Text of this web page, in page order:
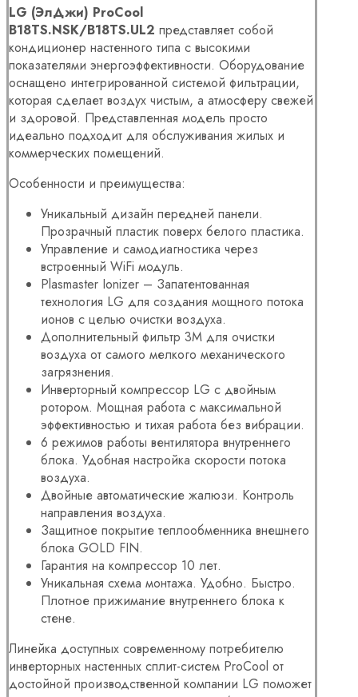
LG (ЭлДжи) ProCool
B18TS.NSK/B18TS.UL2 представляет собой
кондиционер настенного типа с высокими
показателями энергоэффективности. Оборудование
оснащено интегрированной системой фильтрации,
которая сделает воздух чистым, а атмосферу свежей
и здоровой. Представленная модель просто
идеально подходит для обслуживания жилых и
коммерческих помещений.
Особенности и преимущества:
Уникальный дизайн передней панели.
Прозрачный пластик поверх белого пластика.
Управление и самодиагностика через
встроенный WiFi модуль.
Plasmaster Ionizer – Запатентованная
технология LG для создания мощного потока
ионов с целью очистки воздуха.
Дополнительный фильтр 3M для очистки
воздуха от самого мелкого механического
загрязнения.
Инверторный компрессор LG с двойным
ротором. Мощная работа с максимальной
эффективностью и тихая работа без вибрации.
6 режимов работы вентилятора внутреннего
блока. Удобная настройка скорости потока
воздуха.
Двойные автоматические жалюзи. Контроль
направления воздуха.
Защитное покрытие теплообменника внешнего
блока GOLD FIN.
Гарантия на компрессор 10 лет.
Уникальная схема монтажа. Удобно. Быстро.
Плотное прижимание внутреннего блока к
стене.
Линейка доступных современному потребителю
инверторных настенных сплит-систем ProCool от
достойной производственной компании LG поможет